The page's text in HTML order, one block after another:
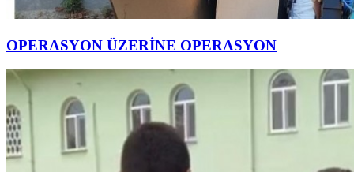
OPERASYON ÜZERİNE OPERASYON